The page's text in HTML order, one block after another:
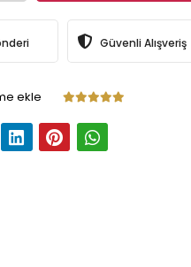
Güvenli Alışveriş
ekle